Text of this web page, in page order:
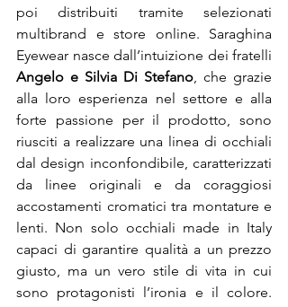
poi distribuiti tramite selezionati
multibrand e store online. Saraghina
Angelo e Silvia Di Stefano, che grazie
alla loro esperienza nel settore e alla
forte passione per il prodotto, sono
riusciti a realizzare una linea di occhiali
dal design inconfondibile, caratterizzati
da linee originali e da coraggiosi
accostamenti cromatici tra montature e
lenti. Non solo occhiali made in Italy
capaci di garantire qualità a un prezzo
giusto, ma un vero stile di vita in cui
sono protagonisti l’ironia e il colore.